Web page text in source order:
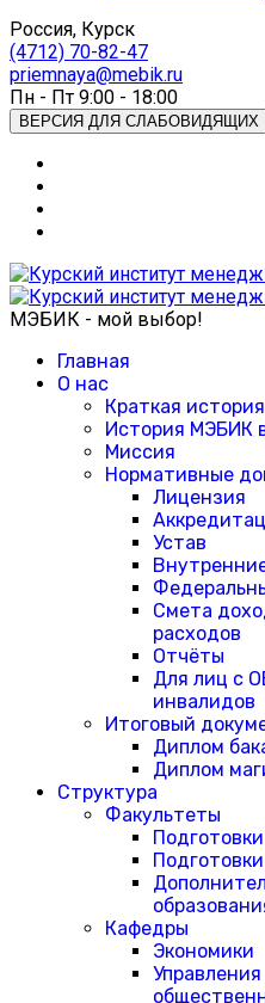
Россия, Курск
(4712) 70-82-47
priemnaya@mebik.ru
Пн - Пт 9:00 - 18:00
ВЕРСИЯ ДЛЯ СЛАБОВИДЯЩИХ
МЭБИК - мой выбор!
Главная
О нас
Краткая история
История МЭБИК
Миссия
Нормативные
Лицензия
Устав
Смета
расходов
Отчёты
Для лиц с
инвалидов
Итоговый
Диплом
Диплом
Структура
Факультеты
Кафедры
Экономики